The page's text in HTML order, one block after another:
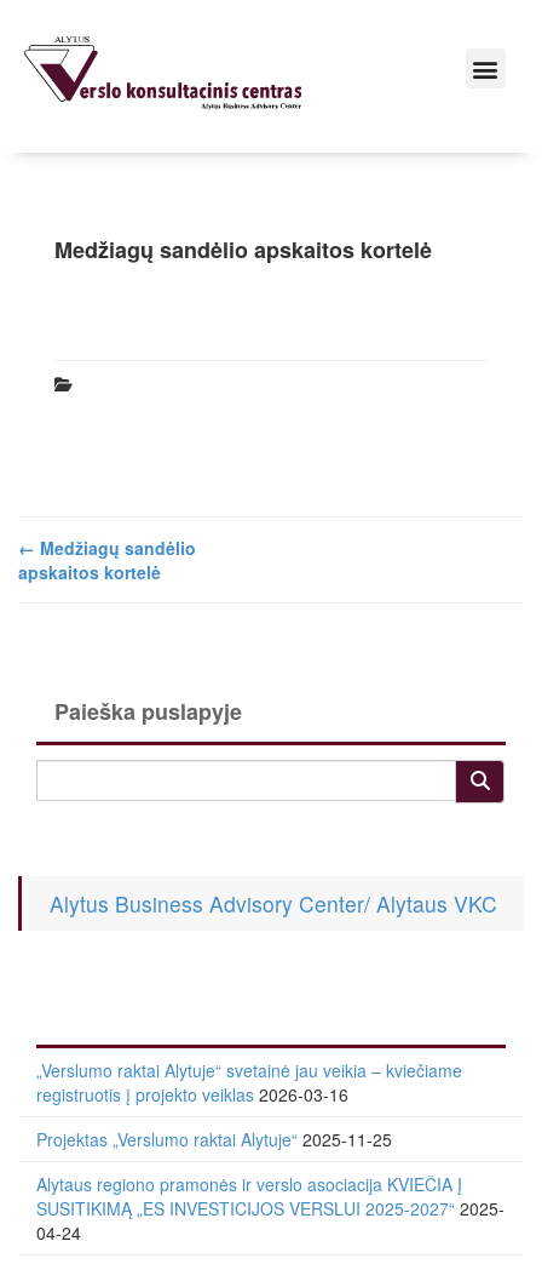
Medžiagų sandėlio apskaitos kortelė
← Medžiagų sandėlio
apskaitos kortelė
Paieška puslapyje
Alytus Business Advisory Center/ Alytaus VKC
„Verslumo raktai Alytuje“ svetainė jau veikia – kviečiame
registruotis į projekto veiklas 2026-03-16
Projektas „Verslumo raktai Alytuje“ 2025-11-25
Alytaus regiono pramonės ir verslo asociacija KVIEČIA Į
SUSITIKIMĄ „ES INVESTICIJOS VERSLUI 2025-2027“ 2025-
04-24